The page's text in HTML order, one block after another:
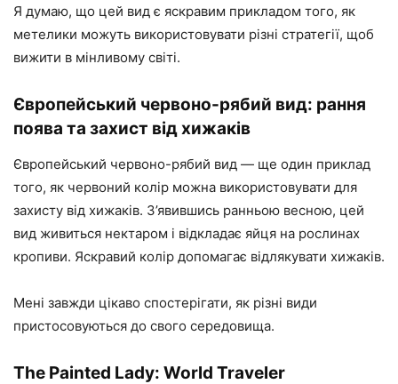
Я думаю, що цей вид є яскравим прикладом того, як
метелики можуть використовувати різні стратегії, щоб
вижити в мінливому світі.
Європейський червоно-рябий вид: рання
поява та захист від хижаків
Європейський червоно-рябий вид — ще один приклад
того, як червоний колір можна використовувати для
захисту від хижаків. З’явившись ранньою весною, цей
вид живиться нектаром і відкладає яйця на рослинах
кропиви. Яскравий колір допомагає відлякувати хижаків.
Мені завжди цікаво спостерігати, як різні види
пристосовуються до свого середовища.
The Painted Lady: World Traveler